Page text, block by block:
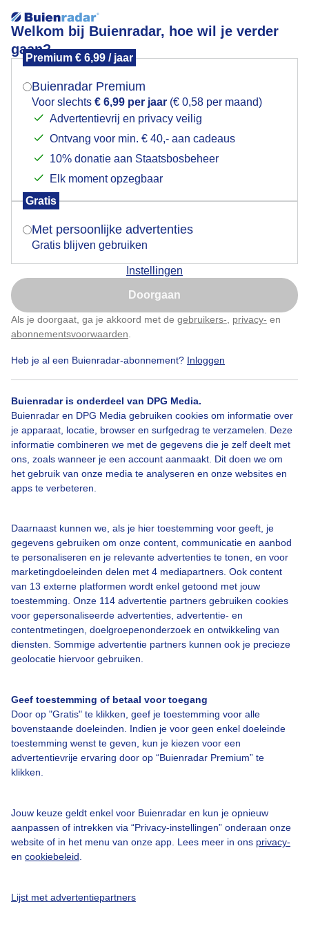
Welkom bij Buienradar, hoe wil je verder
gaan?
Premium € 6,99 / jaar
Buienradar Premium
Voor slechts € 6,99 per jaar (€ 0,58 per maand)
Advertentievrij en privacy veilig
Ontvang voor min. € 40,- aan cadeaus
10% donatie aan Staatsbosbeheer
Elk moment opzegbaar
Gratis
Met persoonlijke advertenties
Gratis blijven gebruiken
Instellingen
Doorgaan
Als je doorgaat, ga je akkoord met de gebruikers- privacy- en
abonnementsvoorwaarden
Heb je al een Buienradar-abonnement? Inloggen
Buienradar is onderdeel van DPG Media.
Buienradar en DPG Media gebruiken cookies om informatie over
je apparaat, locatie, browser en surfgedrag te verzamelen. Deze
informatie combineren we met de gegevens die je zelf deelt met
ons, zoals wanneer je een account aanmaakt. Dit doen we om
het gebruik van onze media te analyseren en onze websites en
apps te verbeteren.
Daarnaast kunnen we, als je hier toestemming voor geeft, je
gegevens gebruiken om onze content, communicatie en aanbod
te personaliseren en je relevante advertenties te tonen, en voor
marketingdoeleinden delen met 4 mediapartners. Ook content
van 13 externe platformen wordt enkel getoond met jouw
toestemming. Onze 114 advertentie partners gebruiken cookies
voor gepersonaliseerde advertenties, advertentie- en
contentmetingen, doelgroepenonderzoek en ontwikkeling van
diensten. Sommige advertentie partners kunnen ook je precieze
geolocatie hiervoor gebruiken.
Geef toestemming of betaal voor toegang
Door op "Gratis" te klikken, geef je toestemming voor alle
bovenstaande doeleinden. Indien je voor geen enkel doeleinde
toestemming wenst te geven, kun je kiezen voor een
advertentievrije ervaring door op “Buienradar Premium” te
klikken.
Jouw keuze geldt enkel voor Buienradar en kun je opnieuw
aanpassen of intrekken via “Privacy-instellingen” onderaan onze
website of in het menu van onze app. Lees meer in ons privacy-
en cookiebeleid
Lijst met advertentiepartners
mini pluisjeplantje
mini pluisplantje tegen zonsondergang
Mini Paardenbloempluis Zonsondergang
Bekijk slideshow
Een moment geduld aub...
Bedrijfsgegevens
Veelgestelde vragen
Contact
Adverteren
Buienradar Team
Cookie beleid
Mogen we je locatie gebruiken voor het
Indien je hier nog geen akkoord op hebt gegeven,
verschijnt er zo een pop-up uit je browser waarin
Is goed, toon de popup
Nu niet, misschien later
Klik hierom dit aan te passen